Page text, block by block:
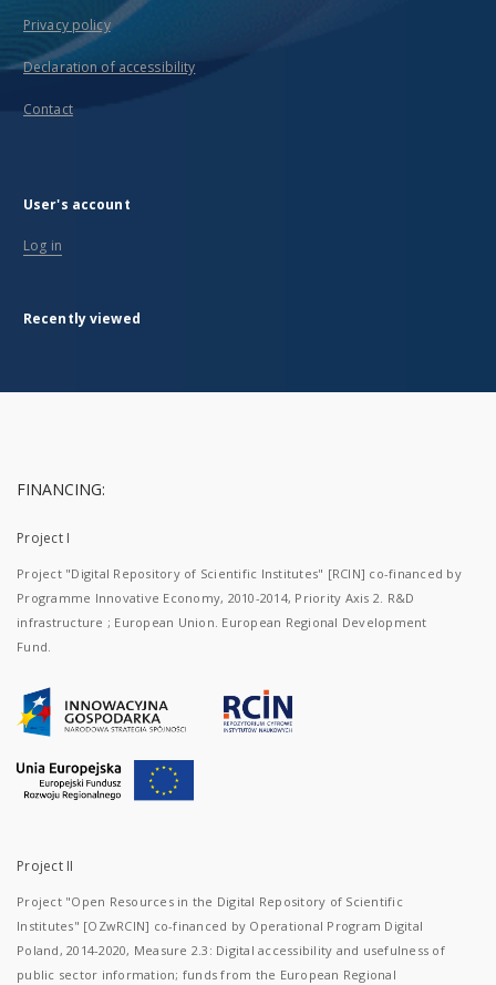
Privacy policy
Declaration of accessibility
Contact
User's account
Log in
Recently viewed
FINANCING:
Project I
Project "Digital Repository of Scientific Institutes" [RCIN] co-financed by
Programme Innovative Economy, 2010-2014, Priority Axis 2. R&D
infrastructure ; European Union. European Regional Development
Fund.
Project II
Project "Open Resources in the Digital Repository of Scientific
Institutes" [OZwRCIN] co-financed by Operational Program Digital
Poland, 2014-2020, Measure 2.3: Digital accessibility and usefulness of
public sector information; funds from the European Regional